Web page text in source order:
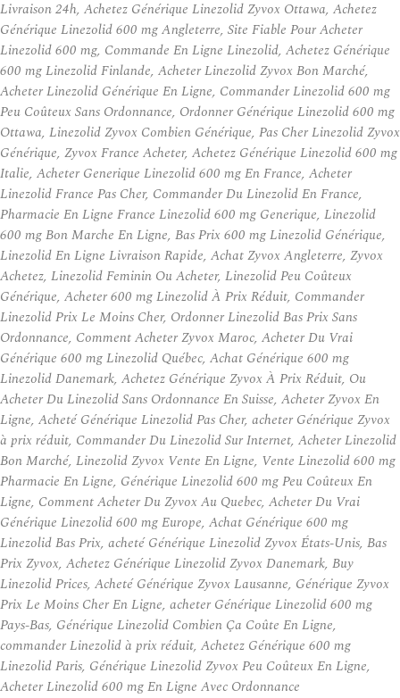
Livraison 24h, Achetez Générique Linezolid Zyvox Ottawa, Achetez
Générique Linezolid 600 mg Angleterre, Site Fiable Pour Acheter
Linezolid 600 mg, Commande En Ligne Linezolid, Achetez Générique
600 mg Linezolid Finlande, Acheter Linezolid Zyvox Bon Marché,
Acheter Linezolid Générique En Ligne, Commander Linezolid 600 mg
Peu Coûteux Sans Ordonnance, Ordonner Générique Linezolid 600 mg
Ottawa, Linezolid Zyvox Combien Générique, Pas Cher Linezolid Zyvox
Générique, Zyvox France Acheter, Achetez Générique Linezolid 600 mg
Italie, Acheter Generique Linezolid 600 mg En France, Acheter
Linezolid France Pas Cher, Commander Du Linezolid En France,
Pharmacie En Ligne France Linezolid 600 mg Generique, Linezolid
600 mg Bon Marche En Ligne, Bas Prix 600 mg Linezolid Générique,
Linezolid En Ligne Livraison Rapide, Achat Zyvox Angleterre, Zyvox
Achetez, Linezolid Feminin Ou Acheter, Linezolid Peu Coûteux
Générique, Acheter 600 mg Linezolid À Prix Réduit, Commander
Linezolid Prix Le Moins Cher, Ordonner Linezolid Bas Prix Sans
Ordonnance, Comment Acheter Zyvox Maroc, Acheter Du Vrai
Générique 600 mg Linezolid Québec, Achat Générique 600 mg
Linezolid Danemark, Achetez Générique Zyvox À Prix Réduit, Ou
Acheter Du Linezolid Sans Ordonnance En Suisse, Acheter Zyvox En
Ligne, Acheté Générique Linezolid Pas Cher, acheter Générique Zyvox
à prix réduit, Commander Du Linezolid Sur Internet, Acheter Linezolid
Bon Marché, Linezolid Zyvox Vente En Ligne, Vente Linezolid 600 mg
Pharmacie En Ligne, Générique Linezolid 600 mg Peu Coûteux En
Ligne, Comment Acheter Du Zyvox Au Quebec, Acheter Du Vrai
Générique Linezolid 600 mg Europe, Achat Générique 600 mg
Linezolid Bas Prix, acheté Générique Linezolid Zyvox États-Unis, Bas
Prix Zyvox, Achetez Générique Linezolid Zyvox Danemark, Buy
Linezolid Prices, Acheté Générique Zyvox Lausanne, Générique Zyvox
Prix Le Moins Cher En Ligne, acheter Générique Linezolid 600 mg
Pays-Bas, Générique Linezolid Combien Ça Coûte En Ligne,
commander Linezolid à prix réduit, Achetez Générique 600 mg
Linezolid Paris, Générique Linezolid Zyvox Peu Coûteux En Ligne,
Acheter Linezolid 600 mg En Ligne Avec Ordonnance